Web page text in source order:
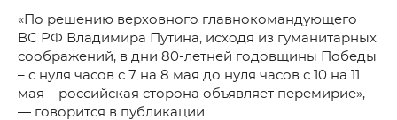
«По решению верховного главнокомандующего
ВС РФ Владимира Путина, исходя из гуманитарных
соображений, в дни 80-летней годовщины Победы
– с нуля часов с 7 на 8 мая до нуля часов с 10 на 11
мая – российская сторона объявляет перемирие»,
— говорится в публикации.